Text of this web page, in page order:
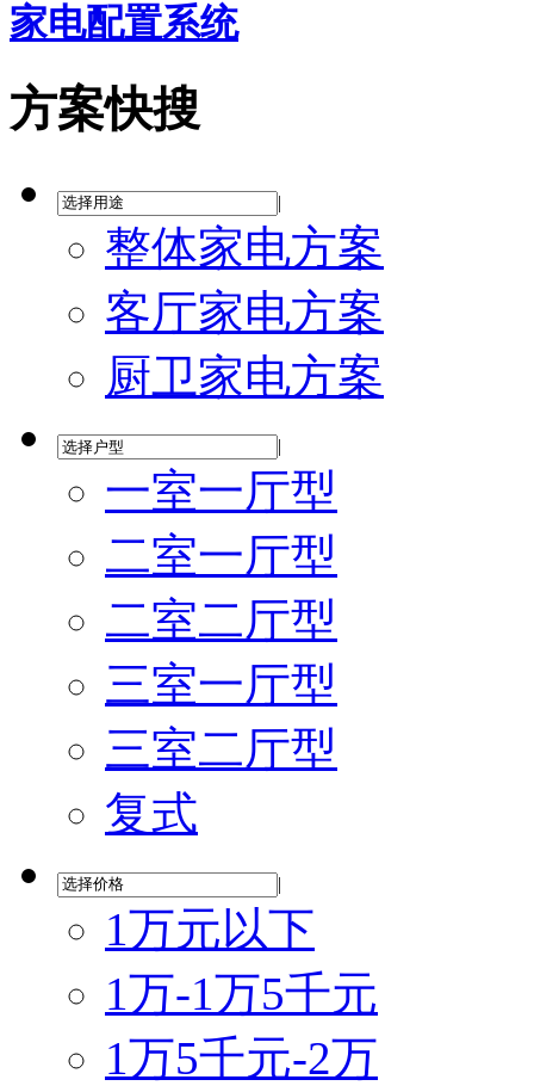
家电配置系统
方案快搜
|
整体家电方案
客厅家电方案
厨卫家电方案
|
一室一厅型
二室一厅型
二室二厅型
三室一厅型
三室二厅型
复式
|
1万元以下
1万-1万5千元
1万5千元-2万